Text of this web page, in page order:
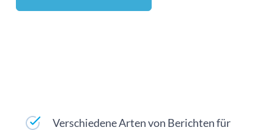
Verschiedene Arten von Berichten für